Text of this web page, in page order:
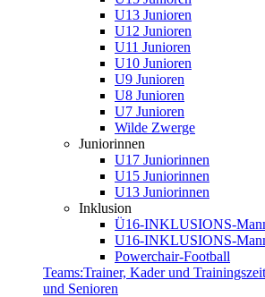
U13 Junioren
U12 Junioren
U11 Junioren
U10 Junioren
U9 Junioren
U8 Junioren
U7 Junioren
Wilde Zwerge
Juniorinnen
U17 Juniorinnen
U15 Juniorinnen
U13 Juniorinnen
Inklusion
Ü16-INKLUSIONS-
U16-INKLUSIONS-
Powerchair-Football
Teams:Trainer, Kader und
und Senioren